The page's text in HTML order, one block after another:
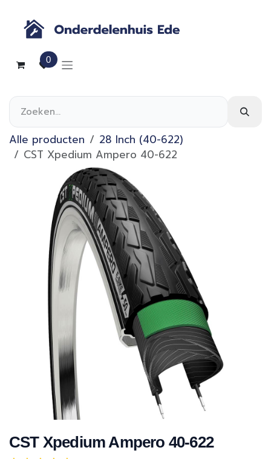
0
Alle producten
28 Inch (40-622)
CST Xpedium Ampero 40-622
CST Xpedium Ampero 40-622